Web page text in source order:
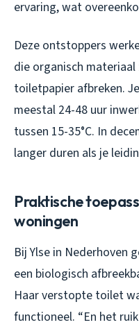
ervaring, wat
Deze ontstoppers
die organisch materiaal
toiletpapier afbreken.
meestal 24-48 uur
tussen 15-35°C. In
langer duren als je
Praktische
woningen
Bij Ylse in Nederhoven
een biologisch
Haar verstopte toilet
functioneel. “En het